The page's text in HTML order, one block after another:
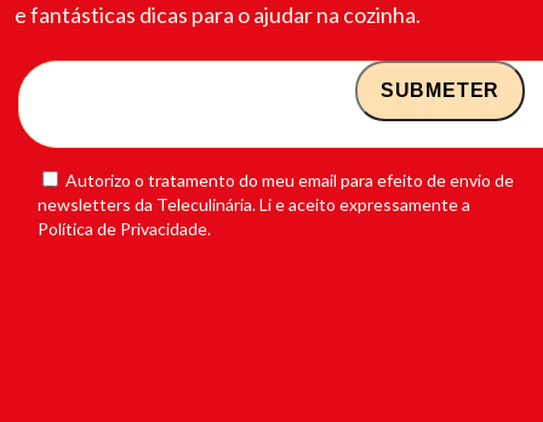
e fantásticas dicas para o ajudar na cozinha.
Autorizo o tratamento do meu email para efeito de envio de
newsletters da Teleculinária. Li e aceito expressamente a
Política de Privacidade.